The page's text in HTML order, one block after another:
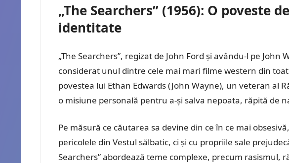
„The Searchers” (1956): O poveste
identitate
„The Searchers”, regizat de John Ford și avându-l pe John
considerat unul dintre cele mai mari filme western din
povestea lui Ethan Edwards (John Wayne), un veteran al
o misiune personală pentru a-și salva nepoata, răpită de
Pe măsură ce căutarea sa devine din ce în ce mai
pericolele din Vestul sălbatic, ci și cu propriile sale
Searchers” abordează teme complexe, precum rasismul,